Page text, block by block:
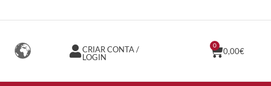
CRIAR CONTA /
LOGIN
0,00€
0